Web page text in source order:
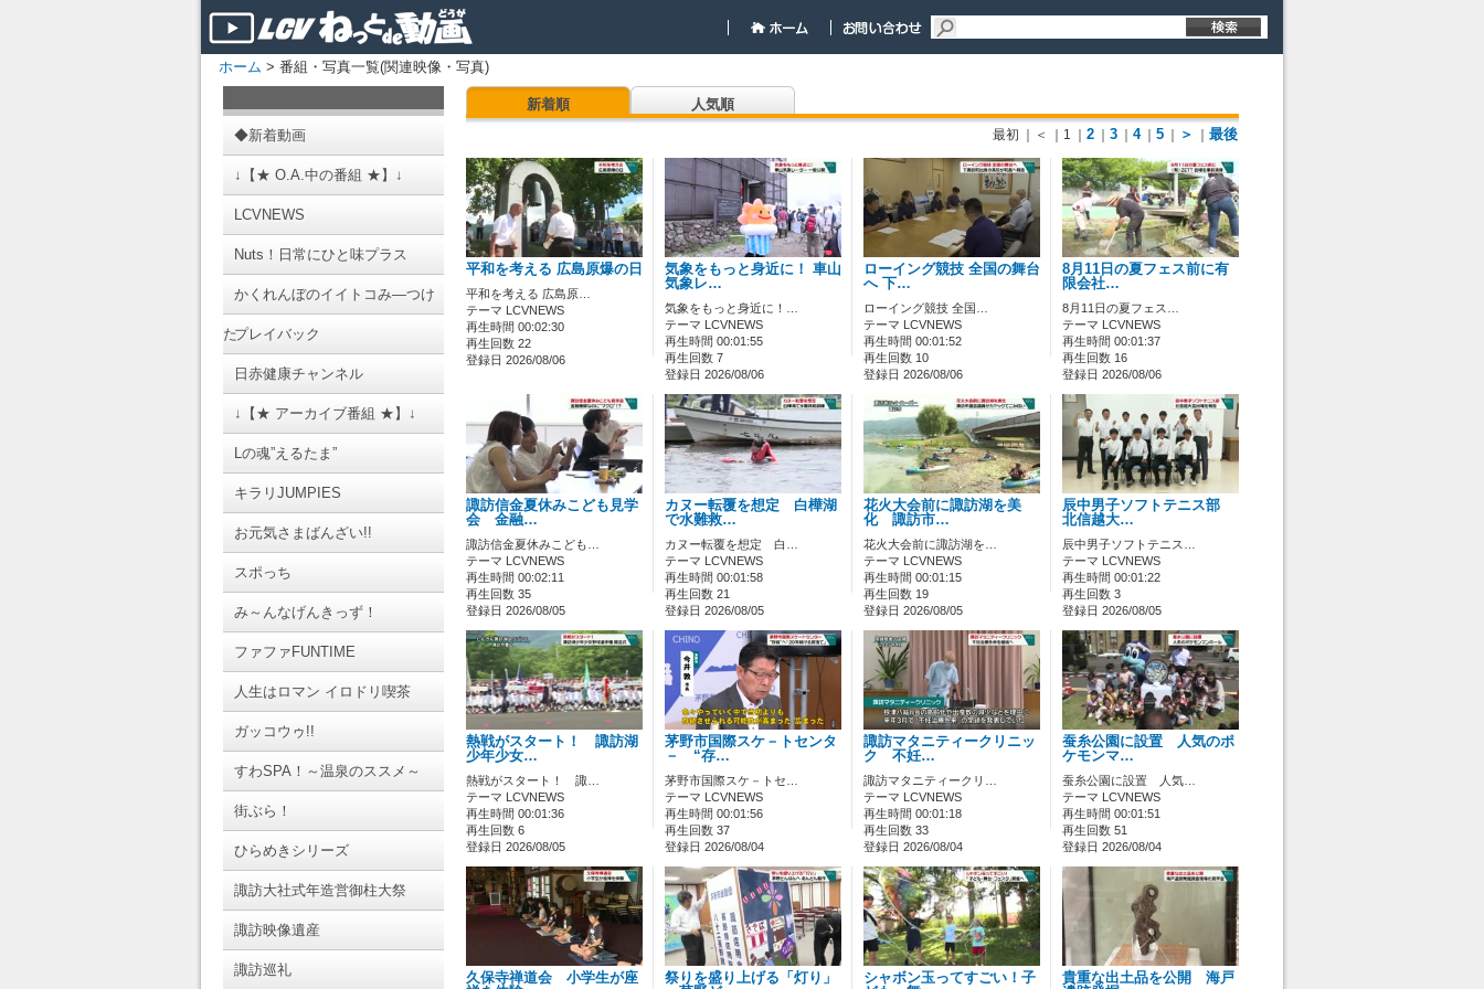
ホーム > 番組・写真一覧(関連映像・写真)
◆新着動画
↓【★ O.A.中の番組 ★】↓
LCVNEWS
Nuts！日常にひと味プラス
かくれんぼのイイトコみ―つけ
たプレイバック
日赤健康チャンネル
↓【★ アーカイブ番組 ★】↓
Lの魂”えるたま”
キラリJUMPIES
お元気さまばんざい!!
スポっち
み～んなげんきっず！
ファファFUNTIME
人生はロマン イロドリ喫茶
ガッコウゥ!!
すわSPA！～温泉のススメ～
街ぶら！
ひらめきシリーズ
諏訪大社式年造営御柱大祭
諏訪映像遺産
諏訪巡礼
新着順 人気順
最初 ｜＜ ｜1 2 3 4 5 ＞ 最後
平和を考える 広島原爆の日
平和を考える 広島原…
テーマ LCVNEWS
再生時間 00:02:30
再生回数 22
登録日 2026/08/06
気象をもっと身近に！ 車山
気象レ…
気象をもっと身近に！…
テーマ LCVNEWS
再生時間 00:01:55
再生回数 7
登録日 2026/08/06
ローイング競技 全国の舞台
へ 下…
ローイング競技 全国…
テーマ LCVNEWS
再生時間 00:01:52
再生回数 10
登録日 2026/08/06
8月11日の夏フェス前に有
限会社…
8月11日の夏フェス…
テーマ LCVNEWS
再生時間 00:01:37
再生回数 16
登録日 2026/08/06
諏訪信金夏休みこども見学
会 金融…
諏訪信金夏休みこども…
テーマ LCVNEWS
再生時間 00:02:11
再生回数 35
登録日 2026/08/05
カヌー転覆を想定 白樺湖
で水難救…
カヌー転覆を想定 白…
テーマ LCVNEWS
再生時間 00:01:58
再生回数 21
登録日 2026/08/05
花火大会前に諏訪湖を美
化 諏訪市…
花火大会前に諏訪湖を…
テーマ LCVNEWS
再生時間 00:01:15
再生回数 19
登録日 2026/08/05
辰中男子ソフトテニス部
北信越大…
辰中男子ソフトテニス…
テーマ LCVNEWS
再生時間 00:01:22
再生回数 3
登録日 2026/08/05
熱戦がスタート！ 諏訪湖
少年少女…
熱戦がスタート！ 諏…
テーマ LCVNEWS
再生時間 00:01:36
再生回数 6
登録日 2026/08/05
茅野市国際スケ－トセンタ
－ “存…
茅野市国際スケ－トセ…
テーマ LCVNEWS
再生時間 00:01:56
再生回数 37
登録日 2026/08/04
諏訪マタニティークリニッ
ク 不妊…
諏訪マタニティークリ…
テーマ LCVNEWS
再生時間 00:01:18
再生回数 33
登録日 2026/08/04
蚕糸公園に設置 人気のポ
ケモンマ…
蚕糸公園に設置 人気…
テーマ LCVNEWS
再生時間 00:01:51
再生回数 51
登録日 2026/08/04
久保寺禅道会 小学生が座
祭りを盛り上げる「灯り」
シャボン玉ってすごい！子
貴重な出土品を公開 海戸